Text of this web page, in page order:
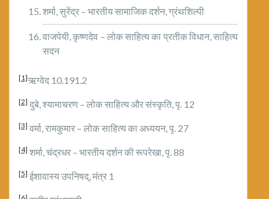
शर्मा, सुरेंद्र – भारतीय सामाजिक दर्शन, ग्रंथशिल्पी
वाजपेयी, कृष्णदेव – लोक साहित्य का प्रतीक विधान, साहित्य
सदन
[1]ऋग्वेद 10.191.2
[2] दुबे, श्यामाचरण – लोक साहित्य और संस्कृति, पृ. 12
[3] वर्मा, रामकुमार – लोक साहित्य का अध्ययन, पृ. 27
[4] शर्मा, चंद्रधर – भारतीय दर्शन की रूपरेखा, पृ. 88
[5] ईशावास्य उपनिषद्, मंत्र 1